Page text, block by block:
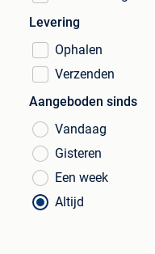
Levering
Ophalen
Verzenden
Aangeboden sinds
Vandaag
Gisteren
Een week
Altijd